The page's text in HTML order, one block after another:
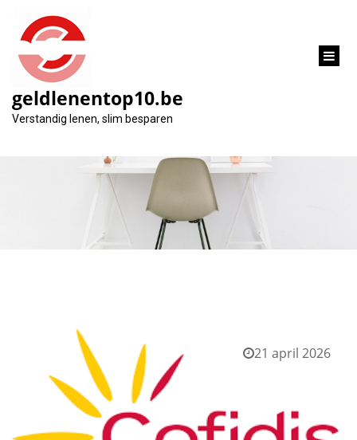
gaan
geldlenentop10.be
Verstandig lenen, slim besparen
Tag:
21 april 2026